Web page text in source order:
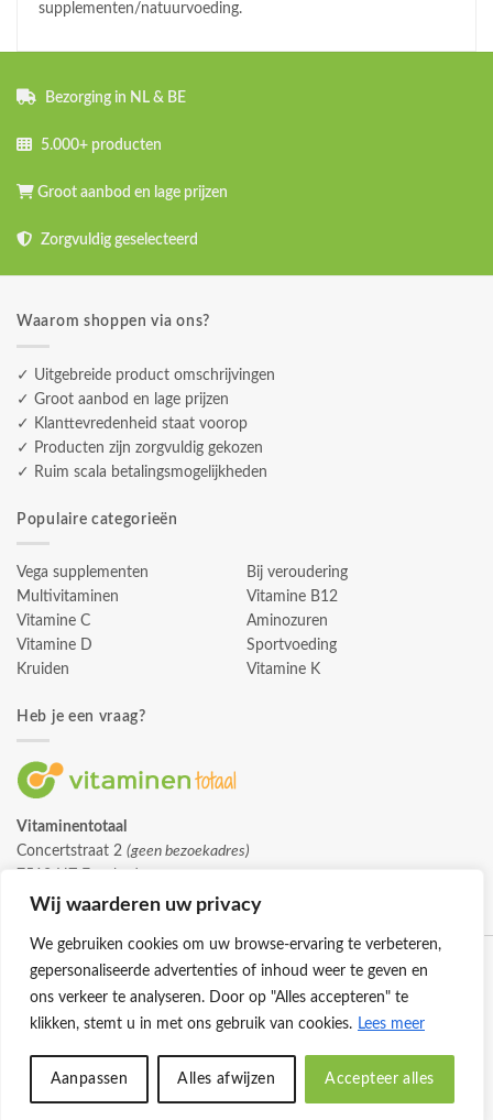
Wij waarderen uw privacy
We gebruiken cookies om uw browse-ervaring te verbeteren,
gepersonaliseerde advertenties of inhoud weer te geven en
ons verkeer te analyseren. Door op "Alles accepteren" te
klikken, stemt u in met ons gebruik van cookies. Lees meer
Aanpassen Alles afwijzen Accepteer alles
supplementen/natuurvoeding.
Bezorging in NL & BE
5.000+ producten
Groot aanbod en lage prijzen
Zorgvuldig geselecteerd
Waarom shoppen via ons?
✓ Uitgebreide product omschrijvingen
✓ Groot aanbod en lage prijzen
✓ Klanttevredenheid staat voorop
✓ Producten zijn zorgvuldig gekozen
✓ Ruim scala betalingsmogelijkheden
Populaire categorieën
Vega supplementen
Multivitaminen
Vitamine C
Vitamine D
Kruiden
Bij veroudering
Vitamine B12
Aminozuren
Sportvoeding
Vitamine K
Heb je een vraag?
Vitaminentotaal
Concertstraat 2 (geen bezoekadres)
info@vitaminentotaal.nl
© 2026 -Vitaminentotaal.nl